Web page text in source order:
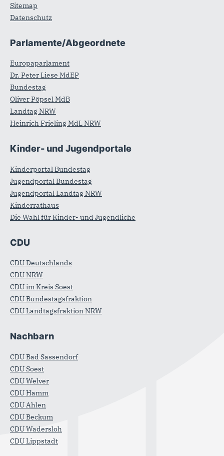
Sitemap
Datenschutz
Parlamente/Abgeordnete
Europaparlament
Dr. Peter Liese MdEP
Bundestag
Oliver Pöpsel MdB
Landtag NRW
Heinrich Frieling MdL NRW
Kinder- und Jugendportale
Kinderportal Bundestag
Jugendportal Bundestag
Jugendportal Landtag NRW
Kinderrathaus
Die Wahl für Kinder- und Jugendliche
CDU
CDU Deutschlands
CDU NRW
CDU im Kreis Soest
CDU Bundestagsfraktion
CDU Landtagsfraktion NRW
Nachbarn
CDU Bad Sassendorf
CDU Soest
CDU Welver
CDU Hamm
CDU Ahlen
CDU Beckum
CDU Wadersloh
CDU Lippstadt